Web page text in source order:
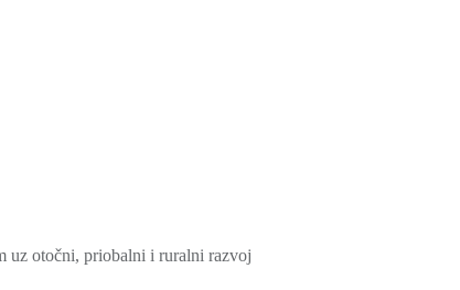
uz otočni, priobalni i ruralni razvoj